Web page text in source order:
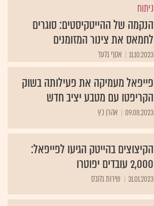
ניתוח
הנקמה של ההייטקיסטים: סוגרים
לחמאס את צינור המזומנים
11.10.2023 אסף גלעד
פייפאל מעמיקה את פעילותה בשוק
הקריפטו עם מטבע יציב חדש
09.08.2023 אהרן כץ
הקיצוצים בהייטק הגיעו לפייפאל:
2,000 עובדים יפוטרו
31.01.2023 שירות גלובס